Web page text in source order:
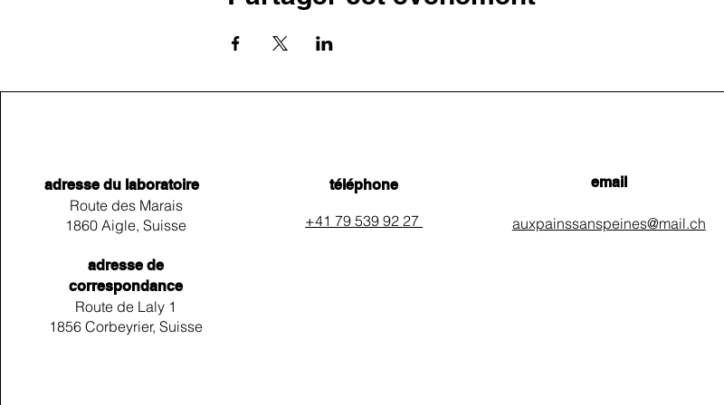
adresse du laboratoire
Route des Marais
1860 Aigle, Suisse
adresse de
correspondance
Route de Laly 1
1856 Corbeyrier, Suisse
téléphone
+41 79 539 92 27
email
auxpainssanspeines@mail.ch